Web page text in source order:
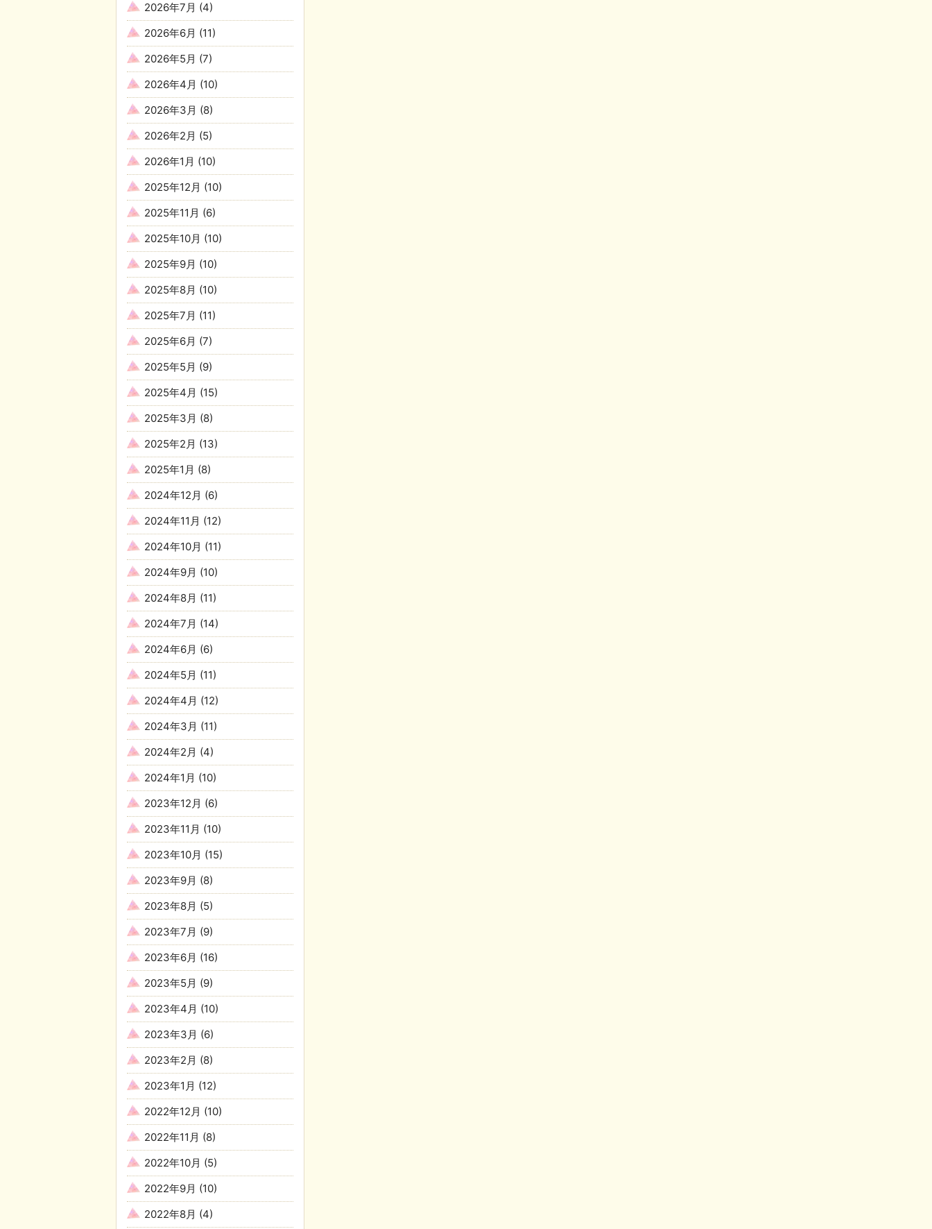
2026年7月 (4)
2026年6月 (11)
2026年5月 (7)
2026年4月 (10)
2026年3月 (8)
2026年2月 (5)
2026年1月 (10)
2025年12月 (10)
2025年11月 (6)
2025年10月 (10)
2025年9月 (10)
2025年8月 (10)
2025年7月 (11)
2025年6月 (7)
2025年5月 (9)
2025年4月 (15)
2025年3月 (8)
2025年2月 (13)
2025年1月 (8)
2024年12月 (6)
2024年11月 (12)
2024年10月 (11)
2024年9月 (10)
2024年8月 (11)
2024年7月 (14)
2024年6月 (6)
2024年5月 (11)
2024年4月 (12)
2024年3月 (11)
2024年2月 (4)
2024年1月 (10)
2023年12月 (6)
2023年11月 (10)
2023年10月 (15)
2023年9月 (8)
2023年8月 (5)
2023年7月 (9)
2023年6月 (16)
2023年5月 (9)
2023年4月 (10)
2023年3月 (6)
2023年2月 (8)
2023年1月 (12)
2022年12月 (10)
2022年11月 (8)
2022年10月 (5)
2022年9月 (10)
2022年8月 (4)